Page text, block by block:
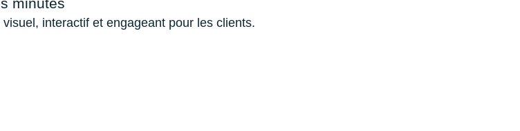
interactif et engageant pour les clients.